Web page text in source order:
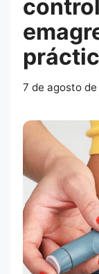
7 de agosto